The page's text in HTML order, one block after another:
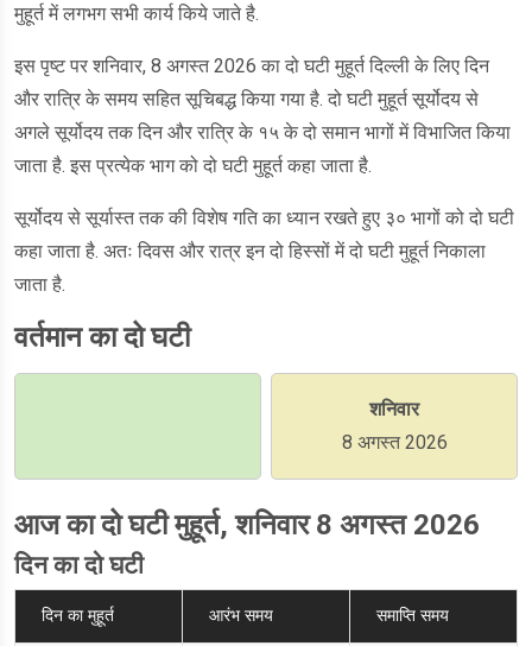
मुहूर्त में लगभग सभी कार्य किये जाते है.
इस पृष्ट पर शनिवार, 8 अगस्त 2026 का दो घटी मुहूर्त दिल्ली के लिए दिन
और रात्रि के समय सहित सूचिबद्ध किया गया है. दो घटी मुहूर्त सूर्योदय से
अगले सूर्योदय तक दिन और रात्रि के १५ के दो समान भागों में विभाजित किया
जाता है. इस प्रत्येक भाग को दो घटी मुहूर्त कहा जाता है.
सूर्योदय से सूर्यास्त तक की विशेष गति का ध्यान रखते हुए ३० भागों को दो घटी
कहा जाता है. अतः दिवस और रात्र इन दो हिस्सों में दो घटी मुहूर्त निकाला
जाता है.
वर्तमान का दो घटी
शनिवार
8 अगस्त 2026
आज का दो घटी मुहूर्त, शनिवार 8 अगस्त 2026
दिन का दो घटी
दिन का मुहूर्त आरंभ समय समाप्ति समय